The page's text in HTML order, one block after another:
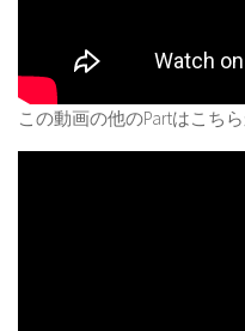
この動画の他のPartはこちら